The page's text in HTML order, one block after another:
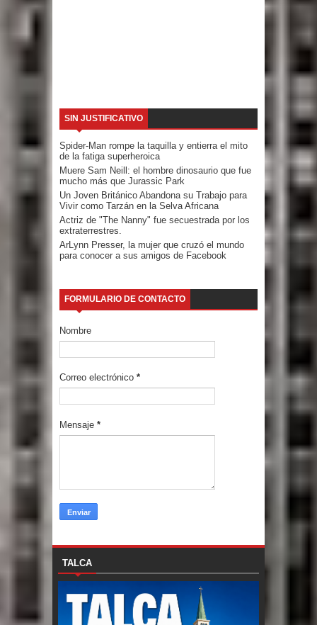
SIN JUSTIFICATIVO
Spider-Man rompe la taquilla y entierra el mito
de la fatiga superheroica
Muere Sam Neill: el hombre dinosaurio que fue
mucho más que Jurassic Park
Un Joven Británico Abandona su Trabajo para
Vivir como Tarzán en la Selva Africana
Actriz de "The Nanny" fue secuestrada por los
extraterrestres.
ArLynn Presser, la mujer que cruzó el mundo
para conocer a sus amigos de Facebook
FORMULARIO DE CONTACTO
Nombre
Correo electrónico *
Mensaje *
TALCA